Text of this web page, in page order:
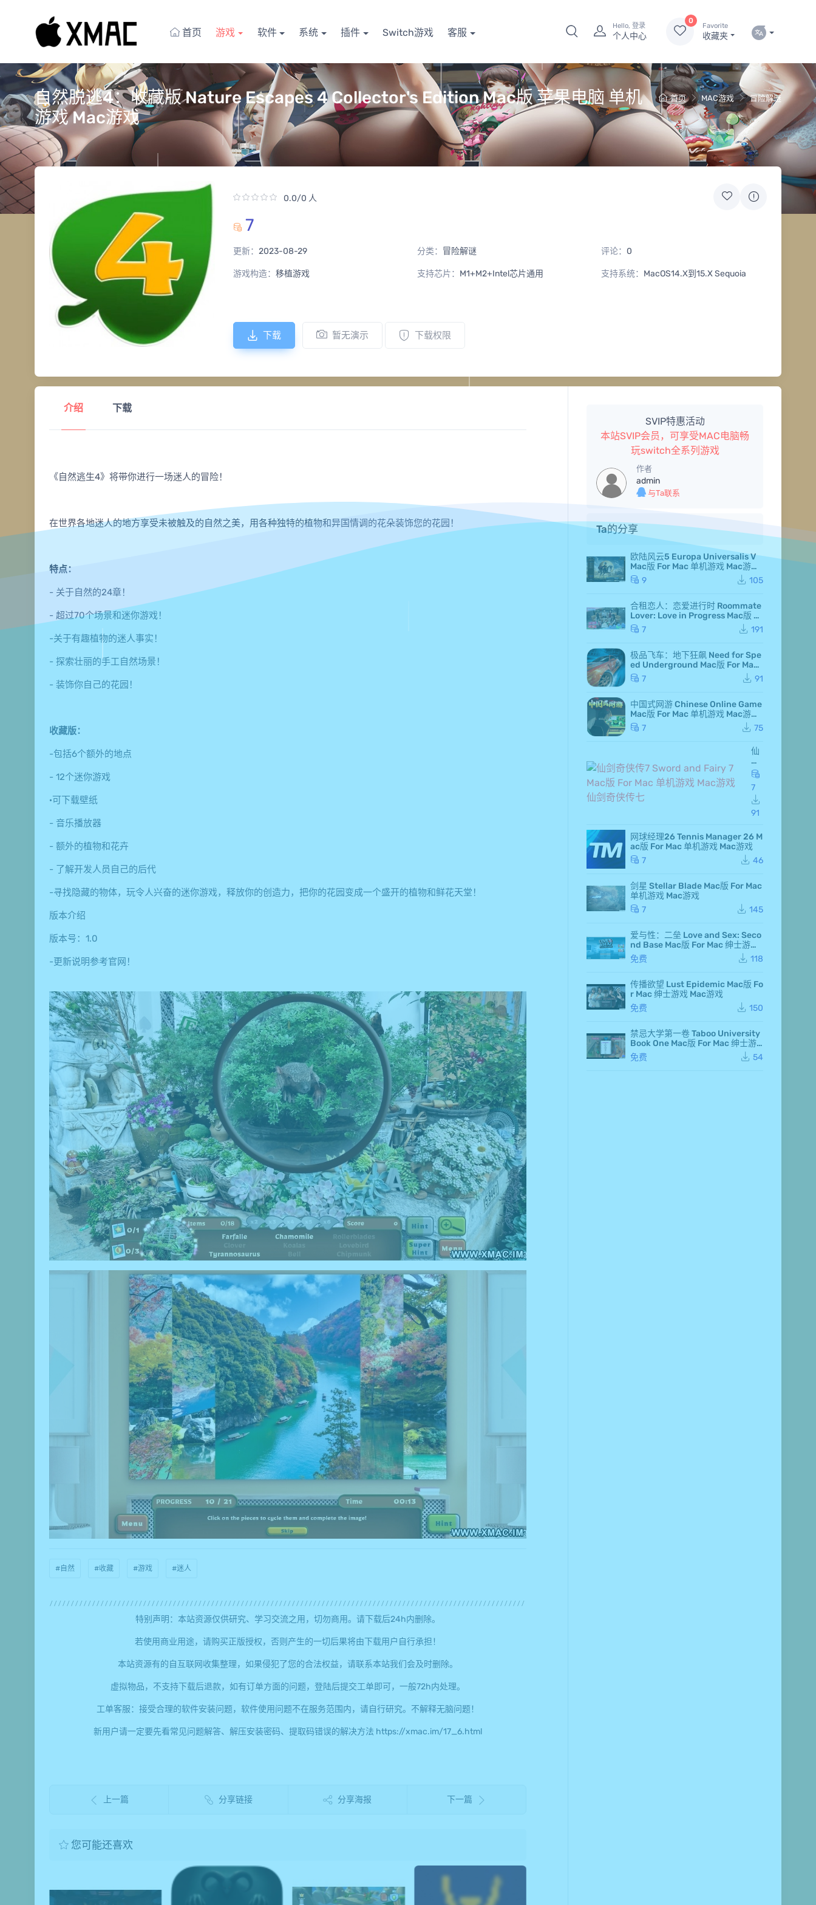
首页 游戏 软件 系统 插件 Switch游戏 客服
Hello, 登录
个人中心
0
Favorite
收藏夹
首页 MAC游戏 冒险解谜
自然脱逃4：收藏版 Nature Escapes 4 Collector's Edition Mac版 苹果电脑 单机
游戏 Mac游戏
0.0/0 人
7
更新： 2023-08-29 分类： 冒险解谜 评论： 0
游戏构造： 移植游戏 支持芯片： M1+M2+Intel芯片通用 支持系统： MacOS14.X到15.X Sequoia
下载 暂无演示 下载权限
介绍 下载
《自然逃生4》将带你进行一场迷人的冒险！
在世界各地迷人的地方享受未被触及的自然之美，用各种独特的植物和异国情调的花朵装饰您的花园！
特点：
- 关于自然的24章！
- 超过70个场景和迷你游戏！
-关于有趣植物的迷人事实！
- 探索壮丽的手工自然场景！
- 装饰你自己的花园！
收藏版：
-包括6个额外的地点
- 12个迷你游戏
·可下载壁纸
- 音乐播放器
- 额外的植物和花卉
- 了解开发人员自己的后代
-寻找隐藏的物体，玩令人兴奋的迷你游戏，释放你的创造力，把你的花园变成一个盛开的植物和鲜花天堂！
版本介绍
版本号：1.0
-更新说明参考官网！
#自然 #收藏 #游戏 #迷人
特别声明：本站资源仅供研究、学习交流之用，切勿商用。请下载后24h内删除。
若使用商业用途，请购买正版授权，否则产生的一切后果将由下载用户自行承担！
本站资源有的自互联网收集整理，如果侵犯了您的合法权益，请联系本站我们会及时删除。
虚拟物品，不支持下载后退款，如有订单方面的问题，登陆后提交工单即可，一般72h内处理。
工单客服：接受合理的软件安装问题，软件使用问题不在服务范围内，请自行研究。不解释无脑问题！
新用户请一定要先看常见问题解答、解压安装密码、提取码错误的解决方法 https://xmac.im/17_6.html
上一篇 分享链接 分享海报 下一篇
您可能还喜欢
SVIP特惠活动
本站SVIP会员，可享受MAC电脑畅
玩switch全系列游戏
作者
admin
与Ta联系
Ta的分享
欧陆风云5 Europa Universalis V
Mac版 For Mac 单机游戏 Mac游戏
高级白金版 全DLC版
9 105
合租恋人：恋爱进行时 Roommate
Lover: Love in Progress Mac版 Fo
r Mac GameStart Mac游戏
7 191
极品飞车：地下狂飙 Need for Spe
ed Underground Mac版 For Mac
极品飞车7 Mac游戏
7 91
中国式网游 Chinese Online Game
Mac版 For Mac 单机游戏 Mac游戏
MMOSimulator
7 75
仙
剑
奇
侠
传
7 S
wo
rd
d F
air
y 7
版
r M
机
游
戏
Ma
游
仙
剑
侠
传
七
7
91
网球经理26 Tennis Manager 26 M
ac版 For Mac 单机游戏 Mac游戏
7
46
剑星 Stellar Blade Mac版 For Mac
单机游戏 Mac游戏
7
145
爱与性：二垒 Love and Sex: Seco
nd Base Mac版 For Mac 绅士游戏
Mac游戏
免费 118
传播欲望 Lust Epidemic Mac版 Fo
r Mac 绅士游戏 Mac游戏
免费
150
禁忌大学第一卷 Taboo University
Book One Mac版 For Mac 绅士游
戏 Mac游戏
免费 54